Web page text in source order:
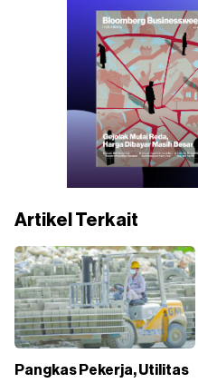
Artikel Terkait
Pangkas Pekerja, Utilitas